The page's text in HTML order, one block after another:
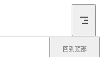
回到顶部